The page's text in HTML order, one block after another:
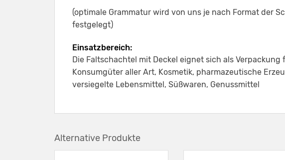
(optimale Grammatur wird von uns je nach Format der
festgelegt)
Einsatzbereich:
Die Faltschachtel mit Deckel eignet sich als Verpackung
Konsumgüter aller Art, Kosmetik, pharmazeutische
versiegelte Lebensmittel, Süßwaren, Genussmittel
Alternative Produkte